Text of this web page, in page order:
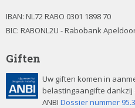
IBAN: NL72 RABO 0301 1898 70
BIC: RABONL2U - Rabobank
Giften
Uw giften komen in
belastingaangifte dankzij
ANBI Dossier nummer